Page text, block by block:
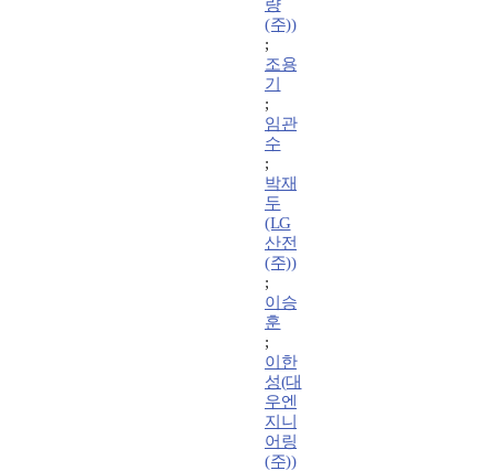
량
(주))
;
조용
기
;
임관
수
;
박재
두
(LG
산전
(주))
;
이승
훈
;
이한
성(대
우엔
지니
어링
(주))